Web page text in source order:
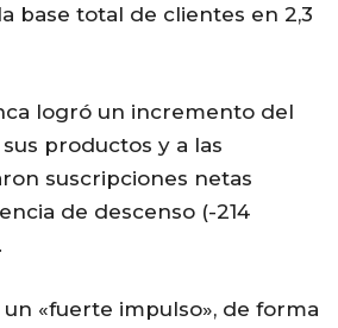
base total de clientes en 2,3
logró un incremento del
productos y a las
suscripciones netas
de descenso (-214
«fuerte impulso», de forma